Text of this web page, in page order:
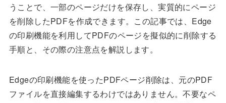
うことで、一部のページだけを保存し、実質的にページ
を削除したPDFを作成できます。この記事では、Edge
の印刷機能を利用してPDFのページを擬似的に削除する
手順と、その際の注意点を解説します。
Edgeの印刷機能を使ったPDFページ削除は、元のPDF
ファイルを直接編集するわけではありません。不要なペ